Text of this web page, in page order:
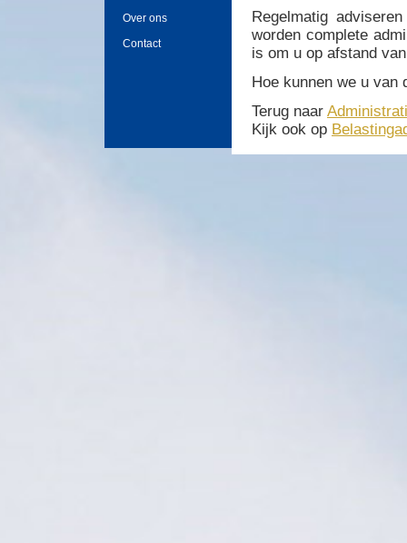
Over ons
Contact
Regelmatig
worden complete
is om u op afstand
Hoe kunnen we u
Terug naar
Kijk ook op